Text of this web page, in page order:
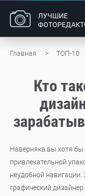
ЛУЧШИЕ
Главная ТОП-10
Кто
Наверняка вы хотя бы
привлекательной
неудобной
графический